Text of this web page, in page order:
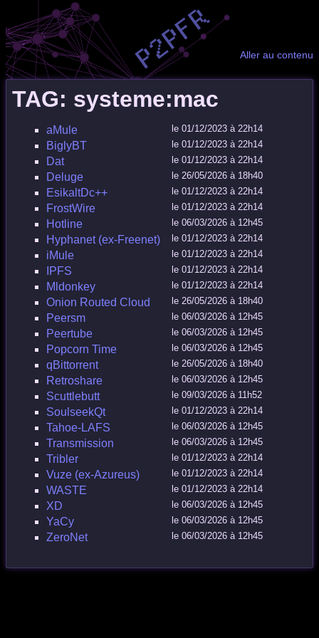
Aller au contenu
TAG: systeme:mac
aMule le 01/12/2023 à 22h14
BiglyBT le 01/12/2023 à 22h14
Dat le 01/12/2023 à 22h14
Deluge le 26/05/2026 à 18h40
EsikaltDc++ le 01/12/2023 à 22h14
FrostWire le 01/12/2023 à 22h14
Hotline le 06/03/2026 à 12h45
Hyphanet (ex-Freenet) le 01/12/2023 à 22h14
iMule le 01/12/2023 à 22h14
IPFS le 01/12/2023 à 22h14
Mldonkey le 01/12/2023 à 22h14
Onion Routed Cloud le 26/05/2026 à 18h40
Peersm le 06/03/2026 à 12h45
Peertube le 06/03/2026 à 12h45
Popcorn Time le 06/03/2026 à 12h45
qBittorrent le 26/05/2026 à 18h40
Retroshare le 06/03/2026 à 12h45
Scuttlebutt le 09/03/2026 à 11h52
SoulseekQt le 01/12/2023 à 22h14
Tahoe-LAFS le 06/03/2026 à 12h45
Transmission le 06/03/2026 à 12h45
Tribler le 01/12/2023 à 22h14
Vuze (ex-Azureus) le 01/12/2023 à 22h14
WASTE le 01/12/2023 à 22h14
XD le 06/03/2026 à 12h45
YaCy le 06/03/2026 à 12h45
ZeroNet le 06/03/2026 à 12h45